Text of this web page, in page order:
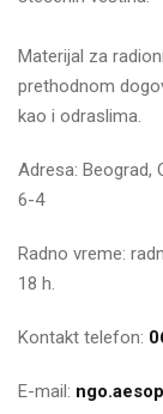
Materijal za
prethodnom
kao i odraslima.
Adresa: Beograd,
6-4
Radno vreme:
18 h.
Kontakt telefon:
E-mail: